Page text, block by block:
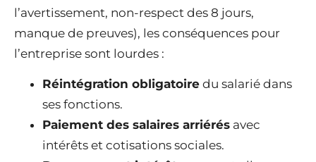
l’avertissement, non-respect des 8 jours,
manque de preuves), les conséquences pour
l’entreprise sont lourdes :
Réintégration obligatoire du salarié dans
ses fonctions.
Paiement des salaires arriérés avec
intérêts et cotisations sociales.